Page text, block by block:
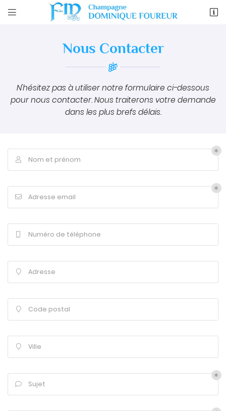
 
12 rue d'epernay
03 26 57 81 97
 Adresse email de réception
Nous Contacter
N'hésitez pas à utiliser notre formulaire ci-dessous
pour nous contacter. Nous traiterons votre demande
dans les plus brefs délais.
 Nom et prénom
 Adresse email
Numéro de téléphone
 Adresse
 Code postal
 Ville
 Sujet